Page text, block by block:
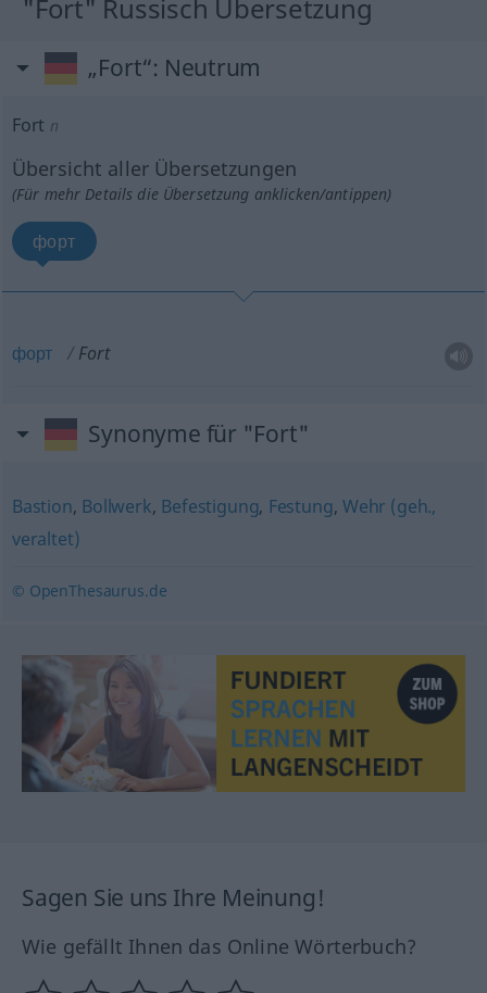
"Fort" Russisch Übersetzung
„Fort“: Neutrum
Fort n
Übersicht aller Übersetzungen
(Für mehr Details die Übersetzung anklicken/antippen)
форт
форт Fort
Synonyme für "Fort"
Bastion, Bollwerk, Befestigung, Festung, Wehr (geh.,
veraltet)
© OpenThesaurus.de
Sagen Sie uns Ihre Meinung!
Wie gefällt Ihnen das Online Wörterbuch?